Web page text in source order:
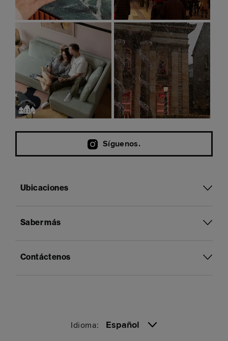
Síguenos.
Ubicaciones
Saber más
Contáctenos
Idioma: Español